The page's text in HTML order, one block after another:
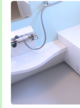
追加トーラー機使用/
カメラ調査
桝清掃
止水・漏水調査・防
理・調整・分解・
止水・漏水調査・